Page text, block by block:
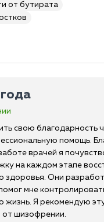
от бутирата
свою благодарность
помощь.
врачей я
на каждом этапе
здоровья. Они
мне
жизнь. Я рекомендую
от шизофрении.